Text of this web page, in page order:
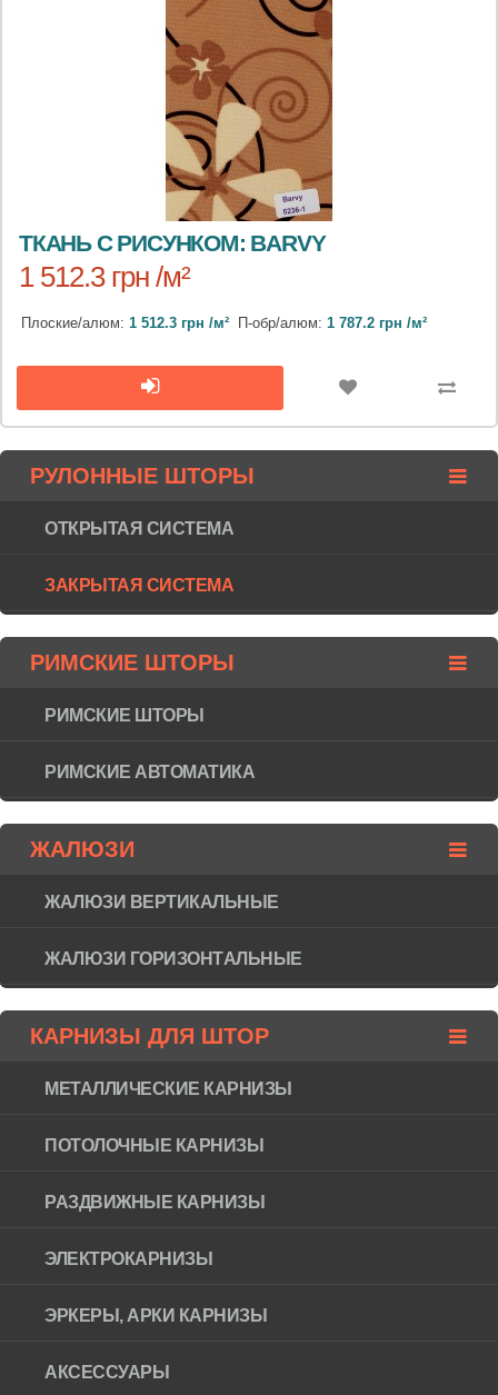
ТКАНЬ С РИСУНКОМ: BARVY
1 512.3 грн /м²
Плоские/алюм: 1 512.3 грн /м² П-обр/алюм: 1 787.2 грн /м²
РУЛОННЫЕ ШТОРЫ
ОТКРЫТАЯ СИСТЕМА
ЗАКРЫТАЯ СИСТЕМА
РИМСКИЕ ШТОРЫ
РИМСКИЕ ШТОРЫ
РИМСКИЕ АВТОМАТИКА
ЖАЛЮЗИ
ЖАЛЮЗИ ВЕРТИКАЛЬНЫЕ
ЖАЛЮЗИ ГОРИЗОНТAЛЬНЫЕ
КАРНИЗЫ ДЛЯ ШТОР
МЕТАЛЛИЧЕСКИЕ КАРНИЗЫ
ПОТОЛОЧНЫЕ КАРНИЗЫ
РАЗДВИЖНЫЕ КАРНИЗЫ
ЭЛЕКТРОКАРНИЗЫ
ЭРКЕРЫ, АРКИ КАРНИЗЫ
АКСЕССУАРЫ